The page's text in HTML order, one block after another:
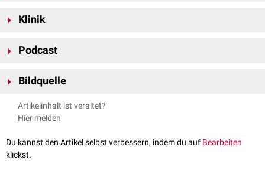
Mesencephalon
Teilen des Plexus choroideus
herum liegt das
dorsokaudalenAbschnitt des 3. Hirnventrikels liegt das
Klinik
benachbartenTumor
Aquäduktstenose
kann unbehandelt zum
Podcast
Bildquelle
Bildquelle Podcast: © Midjourney
Artikelinhalt ist veraltet?
Hier melden
Du kannst den Artikel selbst verbessern, indem du auf Bearbeiten
klickst.